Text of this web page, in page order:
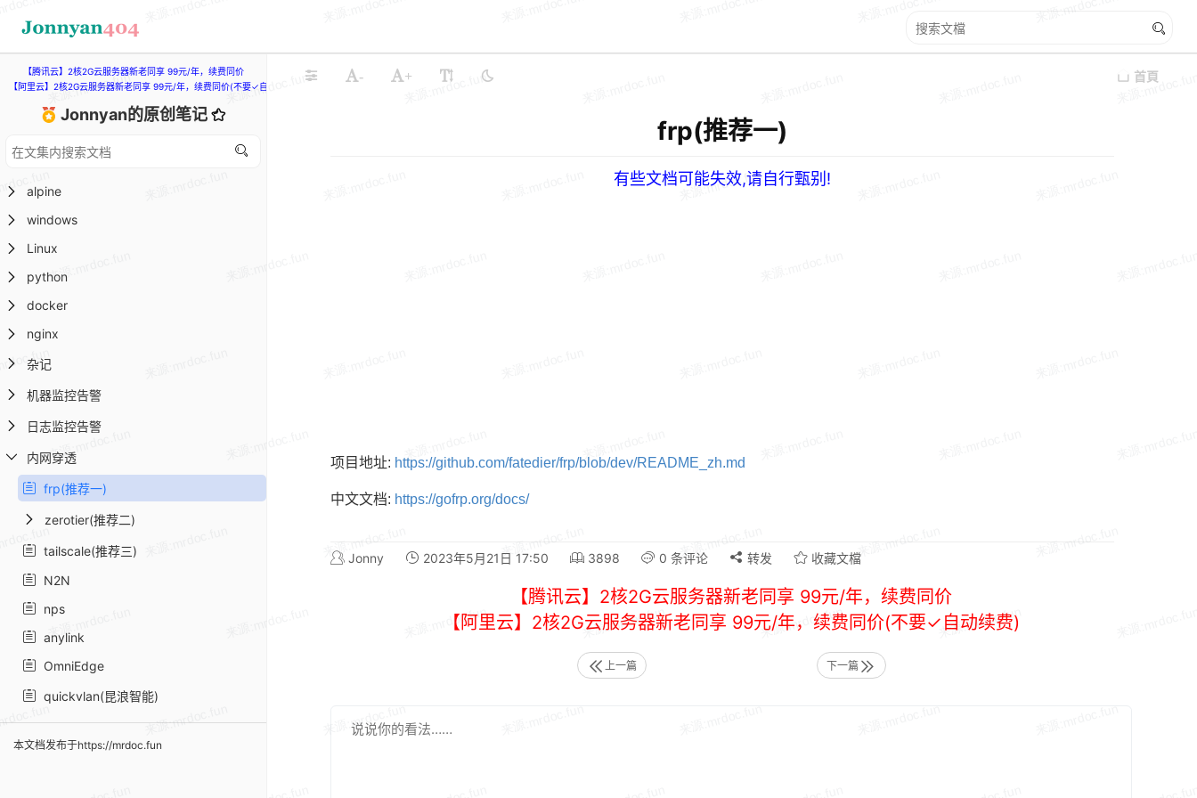
【腾讯云】2核2G云服务器新老同享 99元/年，续费同价
【阿里云】2核2G云服务器新老同享 99元/年，续费同价(不要✓自动续费)
Jonnyan的原创笔记
alpine
windows
Linux
python
docker
nginx
杂记
机器监控告警
日志监控告警
内网穿透
frp(推荐一)
zerotier(推荐二)
tailscale(推荐三)
N2N
nps
anylink
OmniEdge
quickvlan(昆浪智能)
本文档发布于https://mrdoc.fun
- + 首頁
frp(推荐一)
有些文档可能失效,请自行甄别!
项目地址: https://github.com/fatedier/frp/blob/dev/README_zh.md
中文文档: https://gofrp.org/docs/
Jonny 2023年5月21日 17:50 3898 0 条评论 转发 收藏文檔
【腾讯云】2核2G云服务器新老同享 99元/年，续费同价
【阿里云】2核2G云服务器新老同享 99元/年，续费同价(不要✓自动续费)
上一篇 下一篇